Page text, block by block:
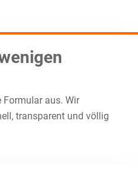
Formular aus. Wir
transparent und völlig